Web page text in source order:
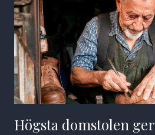
Högsta domstolen ger